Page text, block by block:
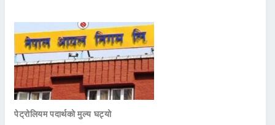
पेट्रोलियम पदार्थको मुल्य घट्यो